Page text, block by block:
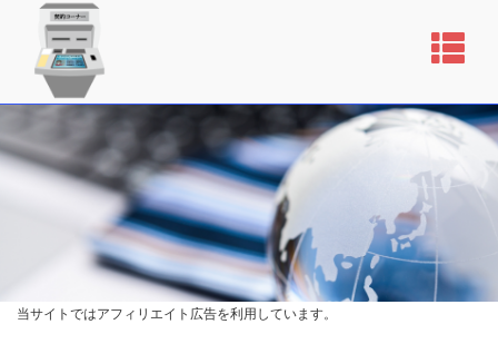
当サイトではアフィリエイト広告を利用しています。